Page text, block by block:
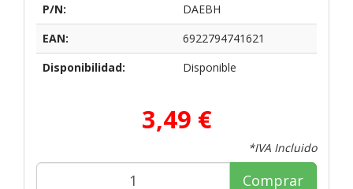
P/N:
DAEBH
EAN:
6922794741621
Disponibilidad:
Disponible
3,49 €
*IVA Incluido
Comprar